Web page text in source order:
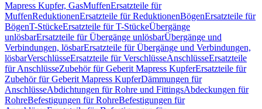
Mapress Kupfer, GasMuffenErsatzteile für
MuffenReduktionenErsatzteile für ReduktionenBögenErsatzteile für
BögenT-StückeErsatzteile für T-StückeÜbergänge
unlösbarErsatzteile für Übergänge unlösbarÜbergänge und
Verbindungen, lösbarErsatzteile für Übergänge und Verbindungen,
lösbarVerschlüsseErsatzteile für VerschlüsseAnschlüsseErsatzteile
für AnschlüsseZubehör für Geberit Mapress KupferErsatzteile für
Zubehör für Geberit Mapress KupferDämmungen für
AnschlüsseAbdichtungen für Rohre und FittingsAbdeckungen für
RohreBefestigungen für RohreBefestigungen für